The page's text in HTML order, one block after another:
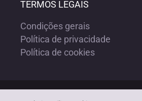
TERMOS LEGAIS
Condições gerais
Política de privacidade
Política de cookies